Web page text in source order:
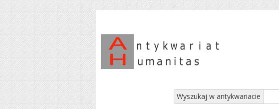
Wyszukaj w antykwariacie